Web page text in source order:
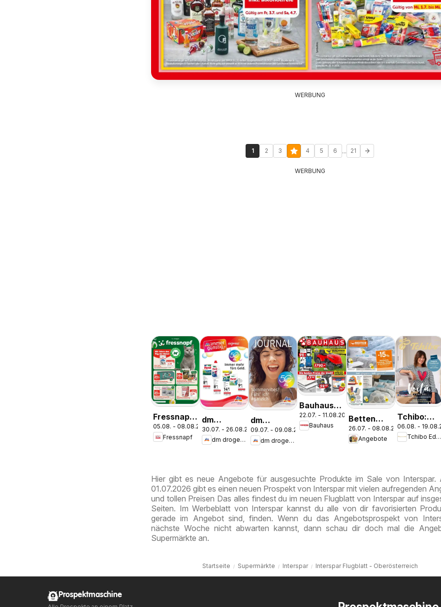
WERBUNG
1 2 3 4 5 6 ... 21
WERBUNG
Fressnapf
Angebote
05.08. - 08.08.2026
Fressnapf
dm
drogerie
markt
August
30.07. - 26.08.2026
dm drogerie markt
dm
drogerie
markt
09.07. - 09.08.2026
dm drogerie markt
Bauhaus
Pasching,
Wels,
22.07. - 11.08.2026
Bauhaus
Betten
Reiter:
Aktuelle
26.07. - 08.08.2026
Angebote
Tchibo:
Voilà, c'est
moi
06.08. -
Tchibo Eduscho
Hier gibt es neue Angebote für ausgesuchte Produkte im Sale von Interspar.
01.07.2026 gibt es einen neuen Prospekt von Interspar mit vielen aufregenden
und tollen Preisen Das alles findest du im neuen Flugblatt von Interspar auf
Seiten. Im Werbeblatt von Interspar kannst du alle von dir favorisierten
gerade im Angebot sind, finden. Wenn du das Angebotsprospekt von
nächste Woche nicht abwarten kannst, dann schau dir doch mal die
Supermärkte an.
Startseite Supermärkte Interspar Interspar Flugblatt - Oberösterreich
Prospektmaschine